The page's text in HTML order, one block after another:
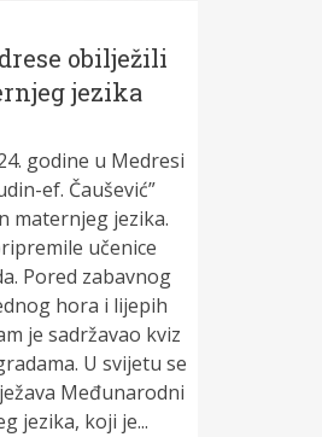
obilježili
jezika
godine u Medresi
ef. Čaušević”
maternjeg jezika.
učenice
Pored zabavnog
hora i lijepih
je sadržavao kviz
U svijetu se
Međunarodni
jezika, koji je...